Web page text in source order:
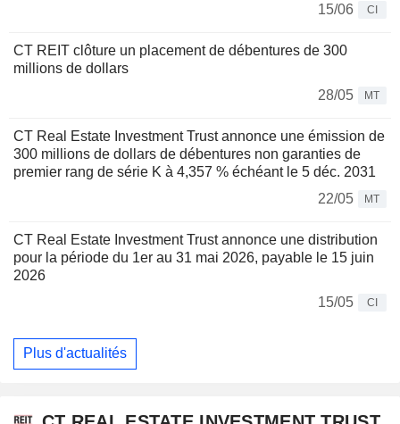
15/06
CI
CT REIT clôture un placement de débentures de 300
millions de dollars
28/05
MT
CT Real Estate Investment Trust annonce une émission de
300 millions de dollars de débentures non garanties de
premier rang de série K à 4,357 % échéant le 5 déc. 2031
22/05
MT
CT Real Estate Investment Trust annonce une distribution
pour la période du 1er au 31 mai 2026, payable le 15 juin
2026
15/05
CI
Plus d'actualités